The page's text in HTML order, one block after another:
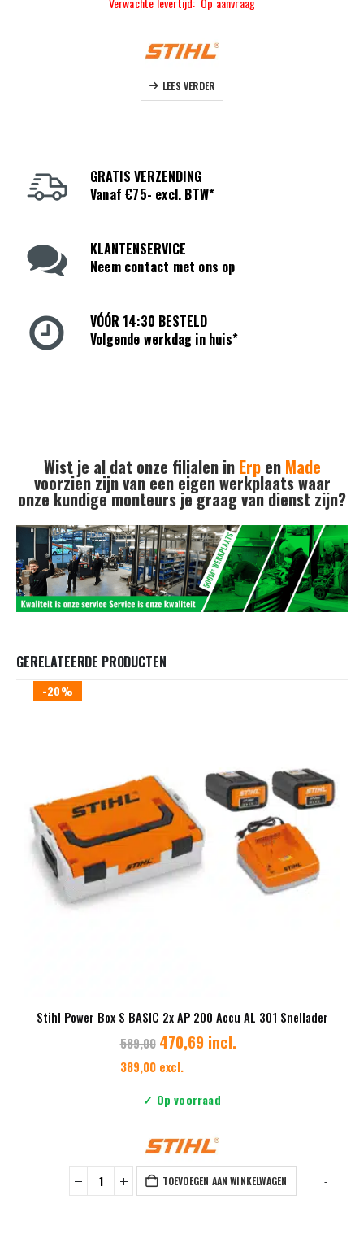
LEES VERDER
GRATIS VERZENDING
Vanaf €75- excl. BTW*
KLANTENSERVICE
Neem contact met ons op
VÓÓR 14:30 BESTELD
Volgende werkdag in huis*
Wist je al dat onze filialen in Erpen Made
voorzien zijn van een eigen werkplaats waar
onze kundige monteurs je graag van dienst zijn?
GERELATEERDE PRODUCTEN
-20%
Stihl Power Box S BASIC 2x AP 200 Accu AL 301 Snellader
589,00 470,69 incl.
389,00 excl.
✓ Op voorraad
TOEVOEGEN AAN WINKELWAGEN -